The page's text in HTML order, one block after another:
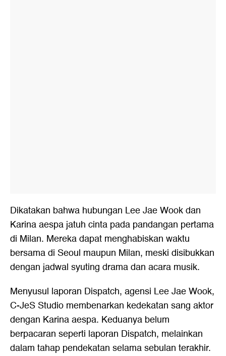
Dikatakan bahwa hubungan Lee Jae Wook dan
Karina aespa jatuh cinta pada pandangan pertama
di Milan. Mereka dapat menghabiskan waktu
bersama di Seoul maupun Milan, meski disibukkan
dengan jadwal syuting drama dan acara musik.
Menyusul laporan Dispatch, agensi Lee Jae Wook,
C-JeS Studio membenarkan kedekatan sang aktor
dengan Karina aespa. Keduanya belum
berpacaran seperti laporan Dispatch, melainkan
dalam tahap pendekatan selama sebulan terakhir.